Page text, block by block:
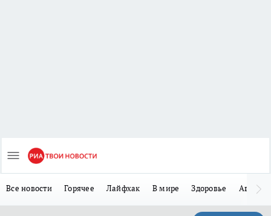
Все новости Горячее Лайфхак В мире Здоровье Авто